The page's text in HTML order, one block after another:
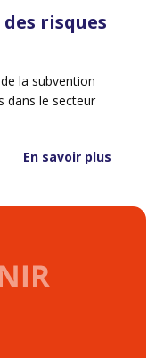
risques
la subvention
dans le secteur
En savoir plus